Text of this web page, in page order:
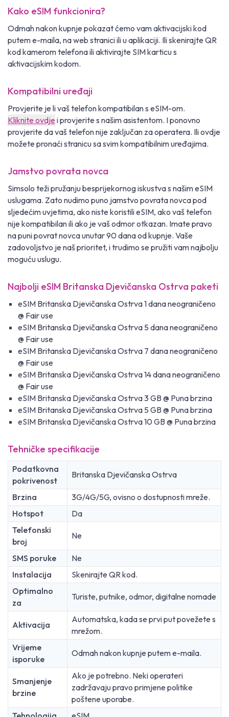
Kako eSIM funkcionira?
Odmah nakon kupnje pokazat ćemo vam aktivacijski kod
putem e-maila, na web stranici ili u aplikaciji. Ili skenirajte QR
kod kamerom telefona ili aktivirajte SIM karticu s
aktivacijskim kodom.
Kompatibilni uređaji
Provjerite je li vaš telefon kompatibilan s eSIM-om.
Kliknite ovdje i provjerite s našim asistentom. I ponovno
provjerite da vaš telefon nije zaključan za operatera. Ili ovdje
možete pronaći stranicu sa svim kompatibilnim uređajima.
Jamstvo povrata novca
Simsolo teži pružanju besprijekornog iskustva s našim eSIM
uslugama. Zato nudimo puno jamstvo povrata novca pod
sljedećim uvjetima, ako niste koristili eSIM, ako vaš telefon
nije kompatibilan ili ako je vaš odmor otkazan. Imate pravo
na puni povrat novca unutar 90 dana od kupnje. Vaše
zadovoljstvo je naš prioritet, i trudimo se pružiti vam najbolju
moguću uslugu.
Najbolji eSIM Britanska Djevičanska Ostrva paketi
eSIM Britanska Djevičanska Ostrva 1 dana neograničeno
@ Fair use
eSIM Britanska Djevičanska Ostrva 5 dana neograničeno
@ Fair use
eSIM Britanska Djevičanska Ostrva 7 dana neograničeno
@ Fair use
eSIM Britanska Djevičanska Ostrva 14 dana neograničeno
@ Fair use
eSIM Britanska Djevičanska Ostrva 3 GB @ Puna brzina
eSIM Britanska Djevičanska Ostrva 5 GB @ Puna brzina
eSIM Britanska Djevičanska Ostrva 10 GB @ Puna brzina
Tehničke specifikacije
Podatkovna
pokrivenost
Britanska Djevičanska Ostrva
Brzina
3G/4G/5G, ovisno o dostupnosti mreže.
Hotspot
Da
Telefonski
broj
Ne
SMS poruke
Ne
Instalacija
Skenirajte QR kod.
Optimalno
za
Turiste, putnike, odmor, digitalne nomade
Aktivacija
Automatska, kada se prvi put povežete s
mrežom.
Vrijeme
isporuke
Odmah nakon kupnje putem e-maila.
Smanjenje
brzine
Ako je potrebno. Neki operateri
zadržavaju pravo primjene politike
poštene uporabe.